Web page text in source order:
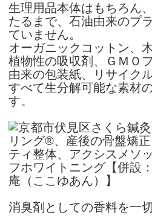
生理用品本体はもちろん
たるまで、石油由来のプ
ていません。
オーガニックコットン、
植物性の吸収剤、ＧＭＯ
由来の包装紙、リサイク
すべて生分解可能な素材
す。
消臭剤としての香料を一